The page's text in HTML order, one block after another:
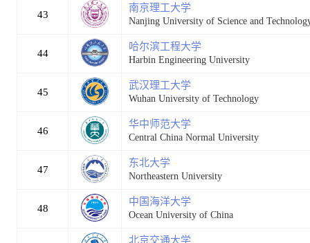
43
南京理工大学
Nanjing University of Science and
44
哈尔滨工程大学
Harbin Engineering University
45
武汉理工大学
Wuhan University of Technology
46
华中师范大学
Central China Normal University
47
东北大学
Northeastern University
48
中国海洋大学
Ocean University of China
北京交通大学